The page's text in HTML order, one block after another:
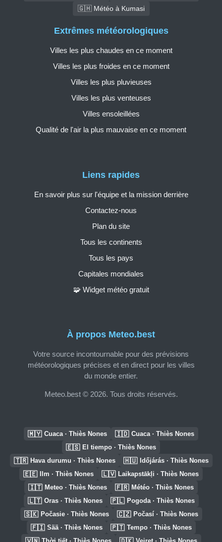
🇬🇭 Météo à Kumasi
À propos Meteo.best
Votre source incontournable pour des prévisions
météorologiques précises et en direct pour les villes
du monde entier.
Meteo.best © 2026. Tous droits réservés.
Liens rapides
En savoir plus sur l'équipe et la mission derrière
Contactez-nous
Plan du site
Tous les continents
Tous les pays
Capitales mondiales
🧩 Widget météo gratuit
Extrêmes météorologiques
Villes les plus chaudes en ce moment
Villes les plus froides en ce moment
Villes les plus pluvieuses
Villes les plus venteuses
Villes ensoleillées
Qualité de l'air la plus mauvaise en ce moment
🇲🇾 Cuaca · Thiès Nones 🇮🇩 Cuaca · Thiès Nones
🇪🇸 El tiempo · Thiès Nones
🇹🇷 Hava durumu · Thiès Nones 🇭🇺 Időjárás · Thiès Nones
🇪🇪 Ilm · Thiès Nones 🇱🇻 Laikapstākļi · Thiès Nones
🇮🇹 Meteo · Thiès Nones 🇫🇷 Météo · Thiès Nones
🇱🇹 Oras · Thiès Nones 🇵🇱 Pogoda · Thiès Nones
🇸🇰 Počasie · Thiès Nones 🇨🇿 Počasí · Thiès Nones
🇫🇮 Sää · Thiès Nones 🇵🇹 Tempo · Thiès Nones